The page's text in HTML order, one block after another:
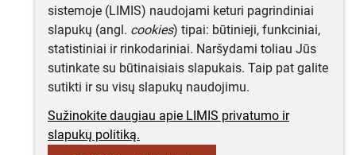
sistemoje (LIMIS) naudojami keturi pagrindiniai
slapukų (angl. cookies) tipai: būtinieji, funkciniai,
statistiniai ir rinkodariniai. Naršydami toliau Jūs
sutinkate su būtinaisiais slapukais. Taip pat galite
sutikti ir su visų slapukų naudojimu.
Sužinokite daugiau apie LIMIS privatumo ir
slapukų politiką.